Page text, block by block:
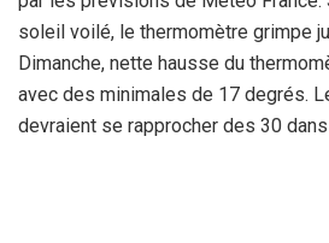
soleil voilé, le thermomètre grimpe
Dimanche, nette hausse du
avec des minimales de 17 degrés.
devraient se rapprocher des 30 dans